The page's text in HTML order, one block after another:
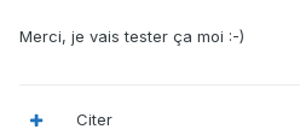
Merci, je vais tester ça moi :-)
Citer